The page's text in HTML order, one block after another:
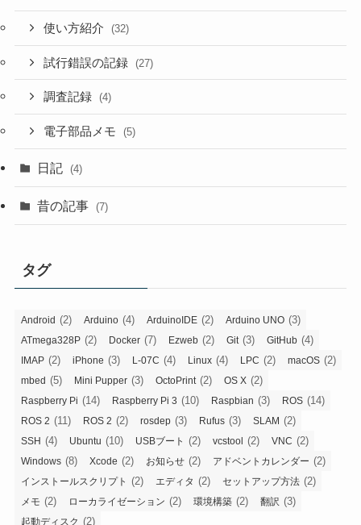
使い方紹介 (32)
試行錯誤の記録 (27)
調査記録 (4)
電子部品メモ (5)
日記 (4)
昔の記事 (7)
タグ
Android (2) Arduino (4) ArduinoIDE (2) Arduino UNO (3)
ATmega328P (2) Docker (7) Ezweb (2) Git(3) GitHub (4)
IMAP (2) iPhone (3) L-07C (4) Linux (4) LPC (2) macOS (2)
mbed (5) Mini Pupper (3) OctoPrint(2) OS X (2)
Raspberry Pi (14) Raspberry Pi 3 (10) Raspbian (3) ROS (14)
ROS 2 (11) ROS 2 (2) rosdep (3) Rufus (3) SLAM (2)
SSH (4) Ubuntu (10) USBブート (2) vcstool (2) VNC (2)
Windows (8) Xcode (2) お知らせ (2) アドベントカレンダー (2)
インストールスクリプト (2) エディタ (2) セットアップ方法 (2)
メモ (2) ローカライゼーション (2) 環境構築 (2) 翻訳 (3)
起動ディスク (2)